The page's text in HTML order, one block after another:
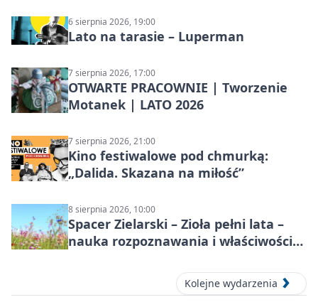
6 sierpnia 2026, 19:00
Lato na tarasie – Luperman
7 sierpnia 2026, 17:00
OTWARTE PRACOWNIE | Tworzenie
Motanek | LATO 2026
7 sierpnia 2026, 21:00
Kino festiwalowe pod chmurką:
„Dalida. Skazana na miłość”
8 sierpnia 2026, 10:00
Spacer Zielarski – Zioła pełni lata –
nauka rozpoznawania i właściwości
Kolejne wydarzenia